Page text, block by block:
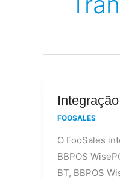
FOOSALES
O FooSales
BBPOS
BT, BBPOS
Integração
de
Stripe